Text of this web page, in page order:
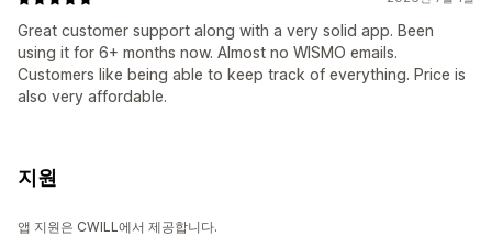
Great customer support along with a very solid app. Been
using it for 6+ months now. Almost no WISMO emails.
Customers like being able to keep track of everything. Price is
also very affordable.
지원
앱 지원은 CWILL에서 제공합니다.